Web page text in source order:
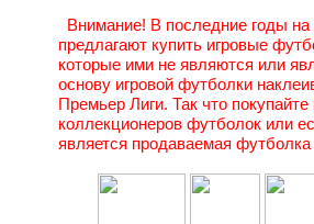
Внимание! В последние годы
предлагают купить игровые
которые ими не являются или
основу игровой футболки
Премьер Лиги. Так что
коллекционеров футболок или
является продаваемая